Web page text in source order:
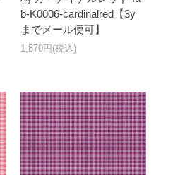
b-K0006-cardinalred【3y
までメール便可】
1,870円(税込)